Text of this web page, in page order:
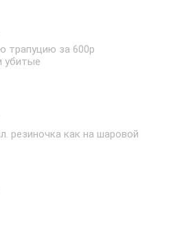
трапуцию за 600р
убитые
резиночка как на шаровой